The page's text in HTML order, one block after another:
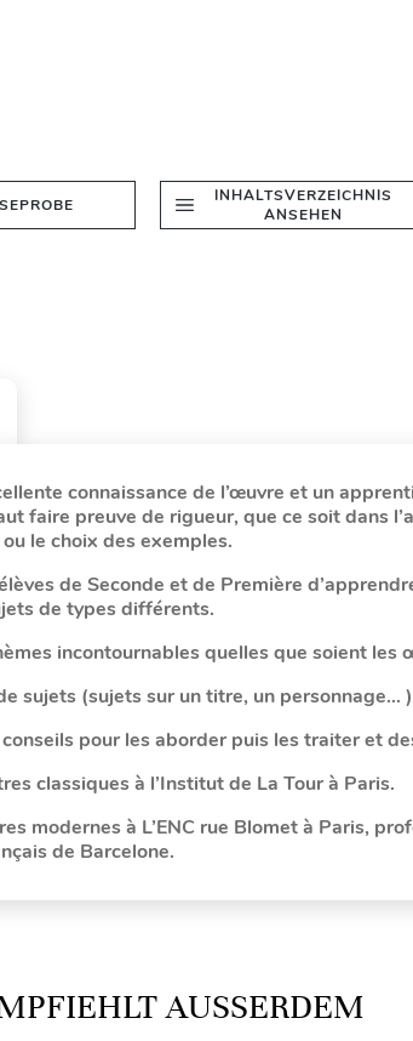
INHALTSVERZEICHNIS
ANSEHEN
connaissance de l’œuvre et un
faire preuve de rigueur, que ce soit dans
le choix des exemples.
de Seconde et de Première
de types différents.
incontournables quelles que soient les
sujets (sujets sur un titre, un personnage…
pour les aborder puis les traiter et
classiques à l’Institut de La Tour à Paris.
modernes à L’ENC rue Blomet à Paris,
de Barcelone.
AUSSERDEM